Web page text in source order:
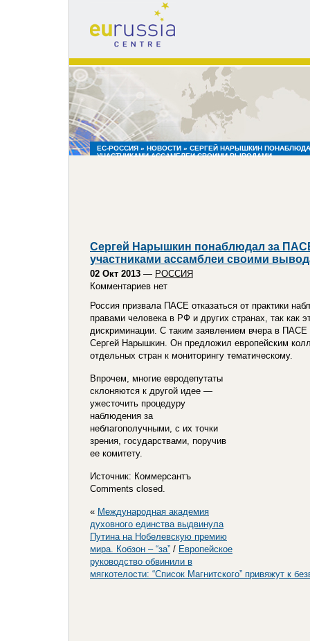
eurussia
centre
ЕС-РОССИЯ » НОВОСТИ » СЕРГЕЙ НАРЫШКИН
УЧАСТНИКАМИ АССАМБЛЕИ СВОИМИ ВЫВОДАМИ
Сергей Нарышкин понаблюдал за
участниками ассамблеи своими
02 Окт 2013 — РОССИЯ
Комментариев нет
Россия призвала ПАСЕ отказаться от практики
правами человека в РФ и других странах, так как
дискриминации. С таким заявлением вчера в
Сергей Нарышкин. Он предложил европейским
отдельных стран к мониторингу тематическому.
Впрочем, многие евродепутаты
склоняются к другой идее —
ужесточить процедуру
наблюдения за
неблагополучными, с их точки
зрения, государствами, поручив
ее комитету.
Источник: Коммерсантъ
Comments closed.
« Международная академия
духовного единства выдвинула
Путина на Нобелевскую премию
мира. Кобзон – “за” / Европейское
руководство обвинили в
мягкотелости: “Список Магнитского” привяжут к